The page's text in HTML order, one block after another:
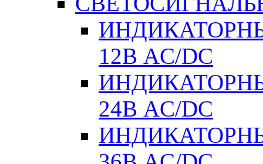
12В AC/DC
24В AC/DC